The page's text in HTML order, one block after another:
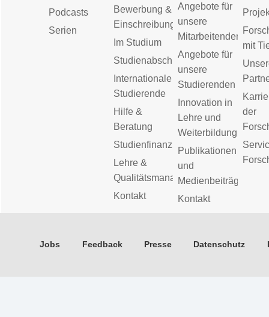
Podcasts
Serien
Bewerbung &
Einschreibung
Im Studium
Studienabschluss
Internationale
Studierende
Hilfe &
Beratung
Studienfinanzierung
Lehre &
Qualitätsmanagement
Kontakt
Angebote für
unsere
Mitarbeitenden
Angebote für
unsere
Studierenden
Innovation in
Lehre und
Weiterbildung
Publikationen
und
Medienbeiträge
Kontakt
mit
der
Jobs Feedback Presse Datenschutz